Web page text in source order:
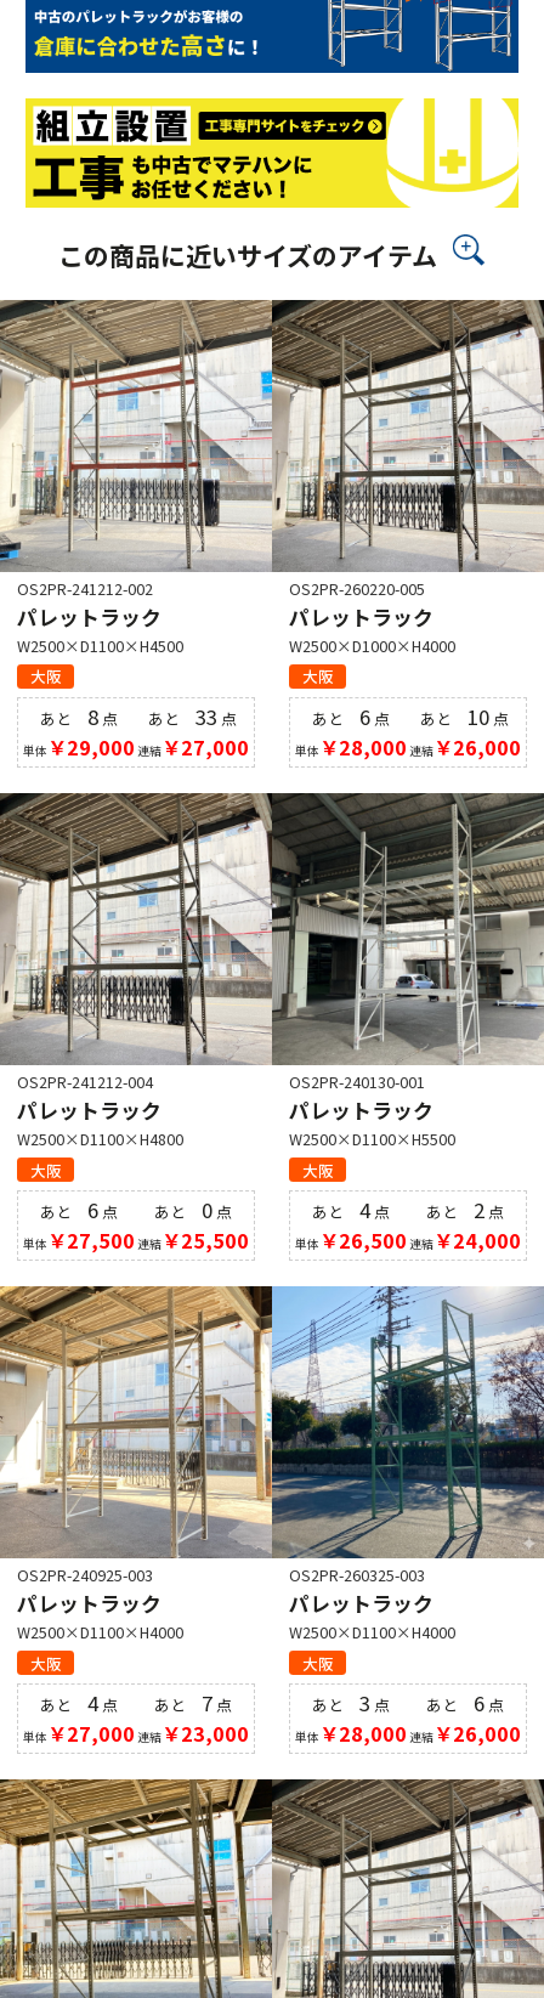
この商品に近いサイズのアイテム
OS2PR-241212-002
パレットラック
W2500×D1100×H4500
大阪
あと 8 点
単体 ￥29,000
あと33 点
連結￥27,000
OS2PR-260220-005
パレットラック
W2500×D1000×H4000
大阪
あと 6 点
単体 ￥28,000
あと 10 点
連結￥26,000
OS2PR-241212-004
パレットラック
W2500×D1100×H4800
大阪
あと 6 点
単体 ￥27,500
あと 0点
連結￥25,500
OS2PR-240130-001
パレットラック
W2500×D1100×H5500
大阪
あと4点
単体 ￥26,500
あと 2点
連結￥24,000
OS2PR-240925-003
パレットラック
W2500×D1100×H4000
大阪
あと4点
単体 ￥27,000
あと 7点
連結￥23,000
OS2PR-260325-003
パレットラック
W2500×D1100×H4000
大阪
あと3 点
単体 ￥28,000
あと 6点
連結￥26,000